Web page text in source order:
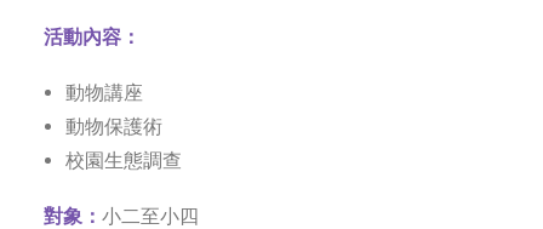
活動內容：
動物講座
動物保護術
校園生態調查
對象： 小二至小四